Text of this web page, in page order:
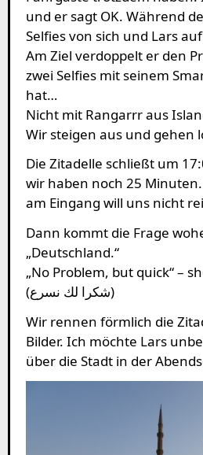
und er sagt OK. Während
Selfies von sich und Lars
Am Ziel verdoppelt er den
zwei Selfies mit seinem
hat…
Nicht mit Rangarrr aus
Wir steigen aus und gehen
Die Zitadelle schließt um
wir haben noch 25
am Eingang will uns nicht
Dann kommt die Frage
„Deutschland.“
„No Problem, but quick“ –
(شكرا لك نسرع)
Wir rennen förmlich die
Bilder. Ich möchte Lars
über die Stadt in der